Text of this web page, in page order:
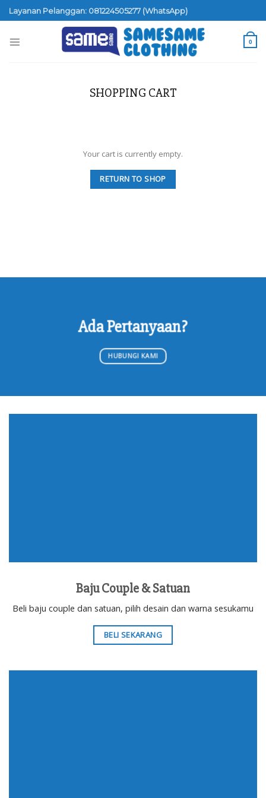
Skip
to
content
Layanan Pelanggan: 081224505277 (WhatsApp)
0
SHOPPING CART
Your cart is currently empty.
RETURN TO SHOP
Ada Pertanyaan?
HUBUNGI KAMI
Baju Couple & Satuan
Beli baju couple dan satuan, pilih desain dan warna sesukamu
BELI SEKARANG